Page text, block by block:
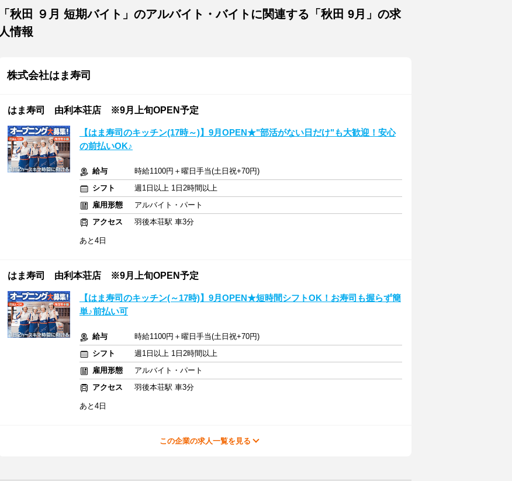
「秋田 ９月 短期バイト」のアルバイト・バイトに関連する「秋田 9月」の求
人情報
株式会社はま寿司
はま寿司 由利本荘店 ※9月上旬OPEN予定
【はま寿司のキッチン(17時～)】9月OPEN★"部活がない日だけ"も大歓迎！安心
の前払いOK♪
給与
時給1100円＋曜日手当(土日祝+70円)
シフト
週1日以上 1日2時間以上
雇用形態
アルバイト・パート
アクセス
羽後本荘駅 車3分
あと4日
はま寿司 由利本荘店 ※9月上旬OPEN予定
【はま寿司のキッチン(～17時)】9月OPEN★短時間シフトOK！お寿司も握らず簡
単♪前払い可
給与
時給1100円＋曜日手当(土日祝+70円)
シフト
週1日以上 1日2時間以上
雇用形態
アルバイト・パート
アクセス
羽後本荘駅 車3分
あと4日
この企業の求人一覧を見る